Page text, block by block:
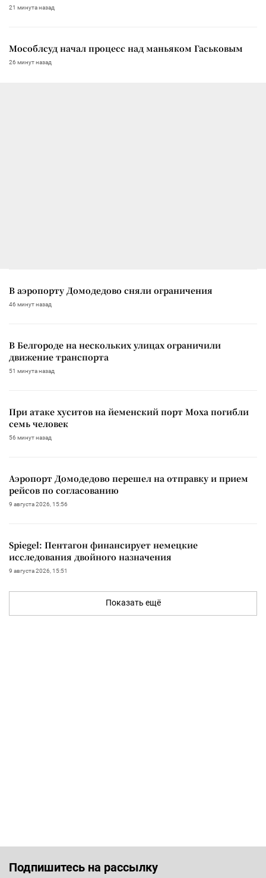
21 минута назад
Мособлсуд начал процесс над маньяком Гаськовым
26 минут назад
В аэропорту Домодедово сняли ограничения
46 минут назад
В Белгороде на нескольких улицах ограничили
движение транспорта
51 минута назад
При атаке хуситов на йеменский порт Моха погибли
семь человек
56 минут назад
Аэропорт Домодедово перешел на отправку и прием
рейсов по согласованию
9 августа 2026, 15:56
Spiegel: Пентагон финансирует немецкие
исследования двойного назначения
9 августа 2026, 15:51
Показать ещё
Подпишитесь на рассылку